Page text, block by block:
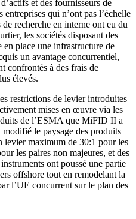
et des fournisseurs de
qui n’ont pas l’échelle
recherche en interne ont eu du
les sociétés disposant des
en place une infrastructure de
un avantage concurrentiel,
confrontés à des frais de
élevés.
restrictions de levier introduites
mises en œuvre via les
de l’ESMA que MiFID II a
le paysage des produits
levier maximum de 30:1 pour les
les paires non majeures, et des
ont poussé une partie
offshore tout en remodelant la
l’UE concurrent sur le plan des